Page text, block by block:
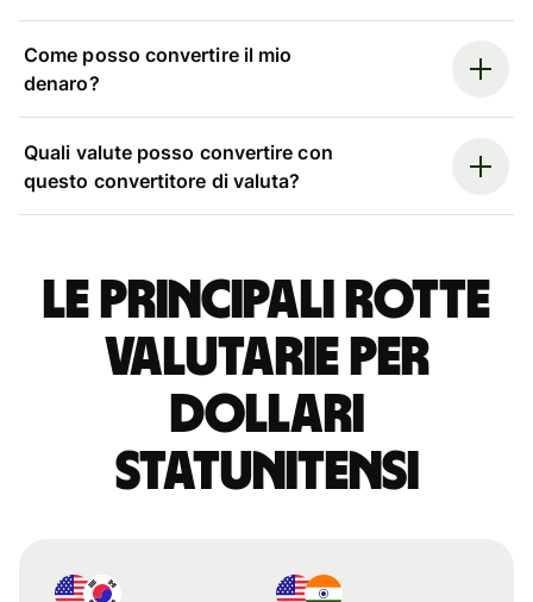
Come posso convertire il mio
denaro?
Quali valute posso convertire con
questo convertitore di valuta?
Le principali rotte
valutarie per
dollari
statunitensi